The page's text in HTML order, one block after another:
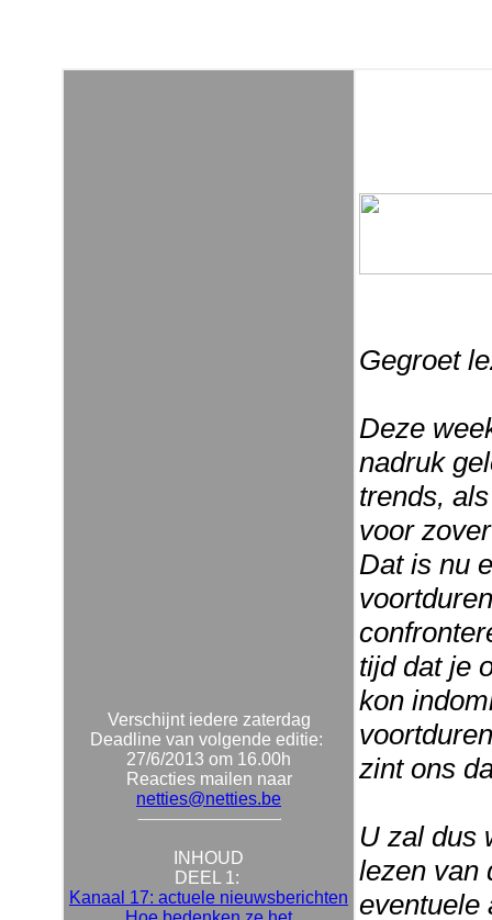
Verschijnt iedere zaterdag
Deadline van volgende editie:
27/6/2013 om 16.00h
Reacties mailen naar
netties@netties.be
INHOUD
DEEL 1:
Kanaal 17: actuele nieuwsberichten
Gegroet
Deze
nadruk
trends,
voor
Dat is nu
tijd dat je
kon
zint ons
U zal dus
lezen van
eventuele